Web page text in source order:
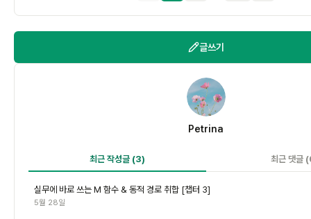
글쓰기
P
Petrina
최근 작성글 (3) 최근 댓글
실무에 바로 쓰는 M 함수 & 동적 경로 취합 [챕터 3]
5월 28일